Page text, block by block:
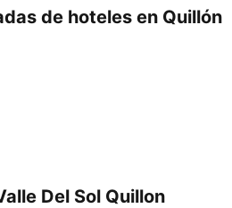
de hoteles en Quillón
Del Sol Quillon